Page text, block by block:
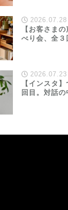
2026.07.28
【お客さま
べり会、全３
2026.07.23
【インスタ
回目。対話の